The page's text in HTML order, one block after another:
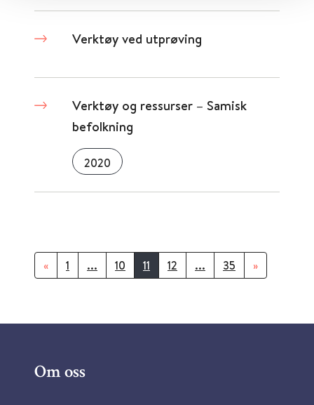
Verktøy ved utprøving
Verktøy og ressurser – Samisk
befolkning
2020
« 1 ... 10 11 12 ... 35 »
Om oss